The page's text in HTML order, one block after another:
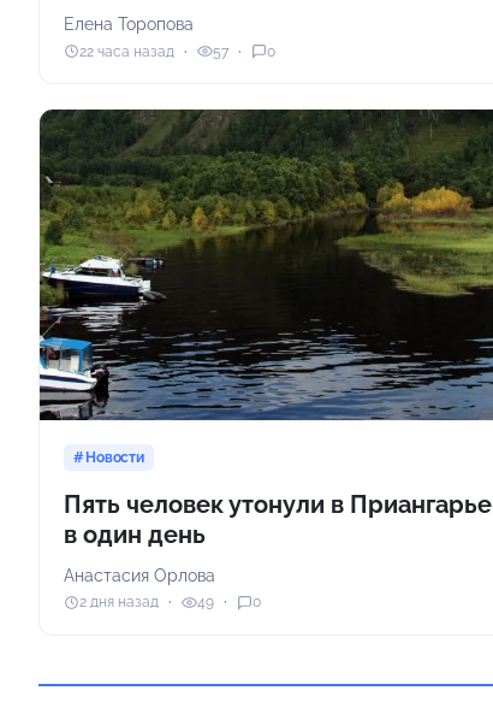
Елена Торопова
22 часа назад 57 0
Новости
Пять человек утонули в Приангарье
в один день
Анастасия Орлова
2 дня назад 49 0